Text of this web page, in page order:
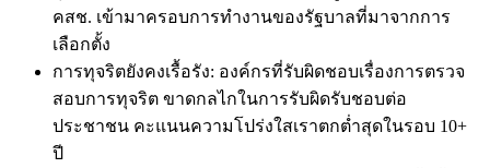
คสช. เข้ามาครอบการทำงานของรัฐบาลที่มาจากการ
เลือกตั้ง
การทุจริตยังคงเรื้อรัง: องค์กรที่รับผิดชอบเรื่องการตรวจ
สอบการทุจริต ขาดกลไกในการรับผิดรับชอบต่อ
ประชาชน คะแนนความโปร่งใสเราตกต่ำสุดในรอบ 10+
ปี